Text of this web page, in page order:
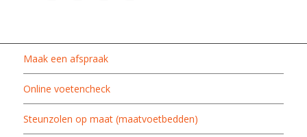
Maak een afspraak
Online voetencheck
Steunzolen op maat (maatvoetbedden)